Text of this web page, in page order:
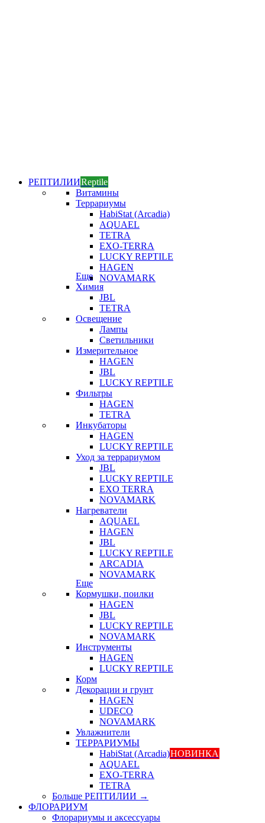
РЕПТИЛИИReptile
Витамины
Террариумы
HabiStat (Arcadia)
AQUAEL
TETRA
EXO-TERRA
LUCKY REPTILE
HAGEN
NOVAMARK
Еще
Химия
JBL
TETRA
Освещение
Лампы
Светильники
Измерительное
HAGEN
JBL
LUCKY REPTILE
Фильтры
HAGEN
TETRA
Инкубаторы
HAGEN
LUCKY REPTILE
Уход за террариумом
JBL
LUCKY REPTILE
EXO TERRA
NOVAMARK
Нагреватели
AQUAEL
HAGEN
JBL
LUCKY REPTILE
ARCADIA
NOVAMARK
Еще
Кормушки, поилки
HAGEN
JBL
LUCKY REPTILE
NOVAMARK
Инструменты
HAGEN
LUCKY REPTILE
Корм
Декорации и грунт
HAGEN
UDECO
NOVAMARK
Увлажнители
ТЕРРАРИУМЫ
HabiStat (Arcadia)НОВИНКА
AQUAEL
EXO-TERRA
TETRA
Больше РЕПТИЛИИ →
ФЛОРАРИУМ
Флорариумы и аксессуары